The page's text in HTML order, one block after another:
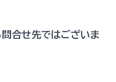
問合せ先ではございま